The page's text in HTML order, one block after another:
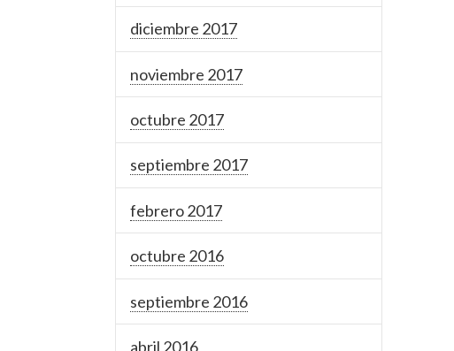
diciembre 2017
noviembre 2017
octubre 2017
septiembre 2017
febrero 2017
octubre 2016
septiembre 2016
abril 2016